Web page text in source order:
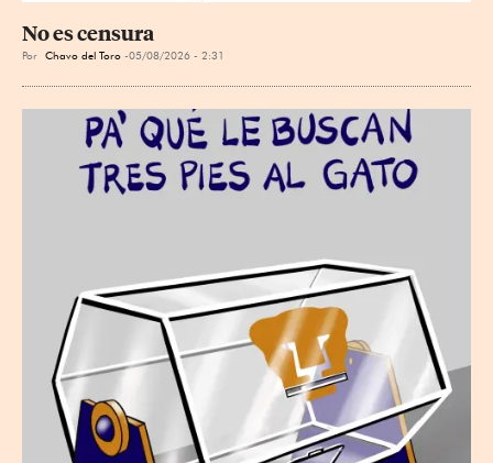
No es censura
Por Chavo del Toro 05/08/2026 - 2:31